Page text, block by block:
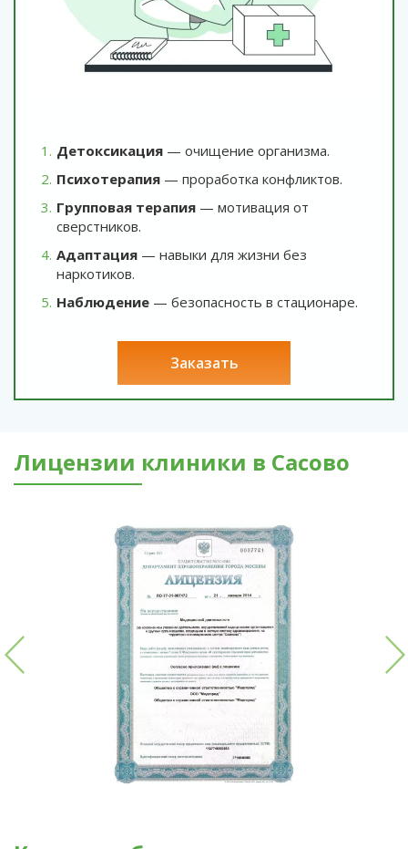
Детоксикация — очищение организма.
Психотерапия — проработка конфликтов.
Групповая терапия — мотивация от
сверстников.
Адаптация — навыки для жизни без
наркотиков.
Наблюдение — безопасность в стационаре.
заказать
Лицензии клиники в Сасово